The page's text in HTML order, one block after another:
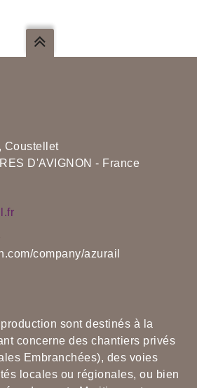
Coustellet
D'AVIGNON - France
company/azurail
sont destinés à la
concerne des chantiers privés
Embranchées), des voies
locales ou régionales, ou bien